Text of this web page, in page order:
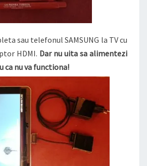
sau telefonul SAMSUNG la TV cu
HDMI. Dar nu uita sa alimentezi
nu va functiona!